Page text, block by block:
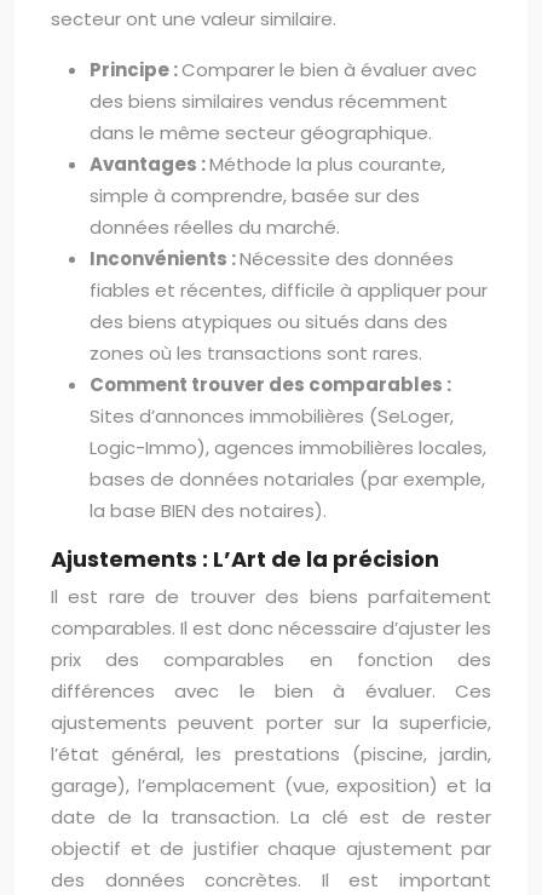
secteur ont une valeur similaire.
Principe :Comparer le bien à évaluer avec
des biens similaires vendus récemment
dans le même secteur géographique.
Avantages :Méthode la plus courante,
simple à comprendre, basée sur des
données réelles du marché.
Inconvénients :Nécessite des données
fiables et récentes, difficile à appliquer pour
des biens atypiques ou situés dans des
zones où les transactions sont rares.
Comment trouver des comparables :
Sites d’annonces immobilières (SeLoger,
Logic-Immo), agences immobilières locales,
bases de données notariales (par exemple,
la base BIEN des notaires).
Ajustements : L’Art de la précision
Il est rare de trouver des biens parfaitement
comparables. Il est donc nécessaire d’ajuster les
prix des comparables en fonction des
différences avec le bien à évaluer. Ces
ajustements peuvent porter sur la superficie,
l’état général, les prestations (piscine, jardin,
garage), l’emplacement (vue, exposition) et la
date de la transaction. La clé est de rester
objectif et de justifier chaque ajustement par
des données concrètes. Il est important